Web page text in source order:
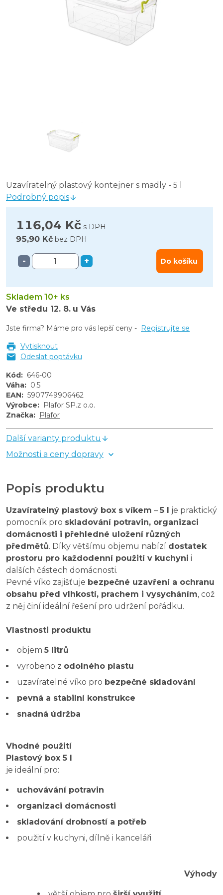
Uzavíratelný plastový kontejner s madly - 5 l
Podrobný popis
116,04 Kč s DPH
95,90 Kč bez DPH
- + Do košíku
Skladem 10+ ks
Ve středu 12. 8. u Vás
Jste firma? Máme pro vás lepší ceny - Registrujte se
Vytisknout
Odeslat poptávku
Kód: 646-00
Váha: 0.5
EAN: 5907749906462
Výrobce: Plafor SP.z o.o.
Značka: Plafor
Další varianty produktu
Možnosti a ceny dopravy
Popis produktu
Uzavíratelný plastový box s víkem – 5 l je praktický
pomocník pro skladování potravin, organizaci
domácnosti i přehledné uložení různých
předmětů. Díky většímu objemu nabízí dostatek
prostoru pro každodenní použití v kuchyni i
dalších částech domácnosti.
Pevné víko zajišťuje bezpečné uzavření a ochranu
obsahu před vlhkostí, prachem i vysycháním, což
z něj činí ideální řešení pro udržení pořádku.
Vlastnosti produktu
objem 5 litrů
vyrobeno z odolného plastu
uzavíratelné víko pro bezpečné skladování
pevná a stabilní konstrukce
snadná údržba
Vhodné použití
Plastový box 5 l
je ideální pro:
uchovávání potravin
organizaci domácnosti
skladování drobností a potřeb
použití v kuchyni, dílně i kanceláři
Výhody